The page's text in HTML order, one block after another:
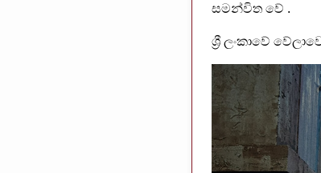
සමන්විත වේ .
ශ්‍රී ලංකාවේ